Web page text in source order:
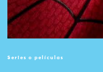
Series o películas